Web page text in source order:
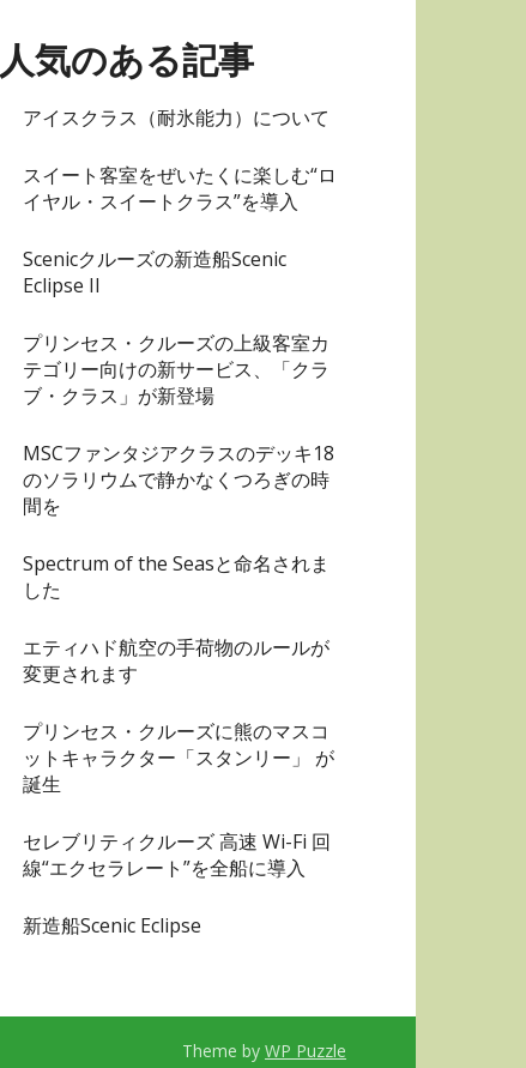
人気のある記事
アイスクラス（耐氷能力）について
スイート客室をぜいたくに楽しむ“ロ
イヤル・スイートクラス”を導入
Scenicクルーズの新造船Scenic
Eclipse II
プリンセス・クルーズの上級客室カ
テゴリー向けの新サービス、「クラ
ブ・クラス」が新登場
MSCファンタジアクラスのデッキ18
のソラリウムで静かなくつろぎの時
間を
Spectrum of the Seasと命名されま
した
エティハド航空の手荷物のルールが
変更されます
プリンセス・クルーズに熊のマスコ
ットキャラクター「スタンリー」 が
誕生
セレブリティクルーズ 高速 Wi-Fi 回
線“エクセラレート”を全船に導入
新造船Scenic Eclipse
Theme by WP Puzzle